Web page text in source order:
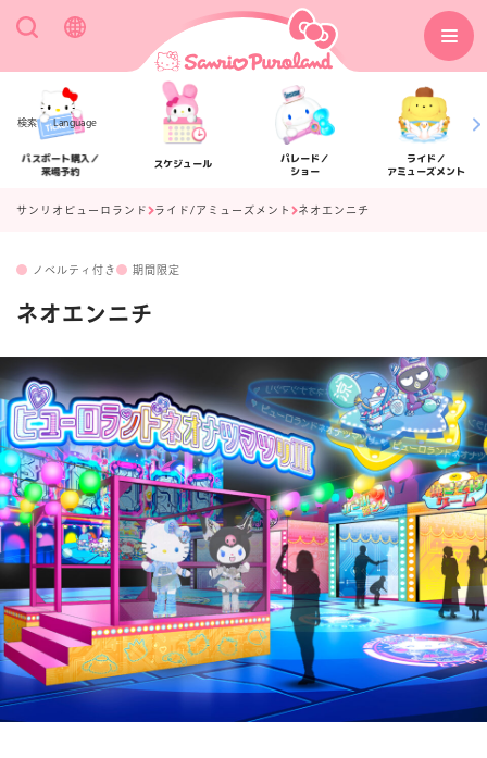
検索 Language
パスポート購入／
来場予約
スケジュール
パレード／
ショー
ライド／
アミューズメント
楽しみ方 サービスガイド
よくあるご質問 ニュース
サンリオピューロランド ライド/アミューズメント ネオエンニチ
ノベルティ付き 期間限定
ネオエンニチ